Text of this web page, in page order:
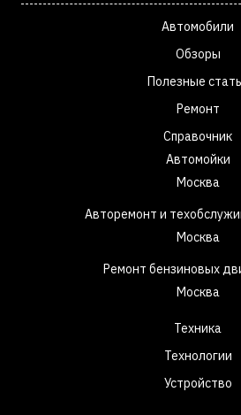
Автомобили
Обзоры
Полезные
Ремонт
Справочник
Автомойки
Москва
Авторемонт и
Москва
Ремонт бензиновых
Москва
Техника
Технологии
Устройство